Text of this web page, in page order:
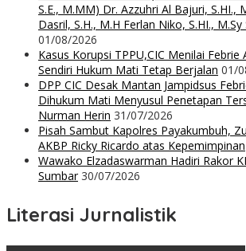
S.E., M.MM) Dr. Azzuhri Al Bajuri, S.HI.,
Dasril, S.H., M.H Ferlan Niko, S.HI., M.Sy
01/08/2026
Kasus Korupsi TPPU,CIC Menilai Febrie
Sendiri Hukum Mati Tetap Berjalan 01/
DPP CIC Desak Mantan Jampidsus
Dihukum Mati Menyusul Penetapan
Nurman Herin 31/07/2026
Pisah Sambut Kapolres Payakumbuh,
AKBP Ricky Ricardo atas Kepemimpinan
Wawako Elzadaswarman Hadiri Rakor
Sumbar 30/07/2026
Literasi Jurnalistik